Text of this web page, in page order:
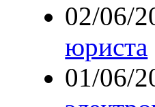
02/06/
юриста
01/06/